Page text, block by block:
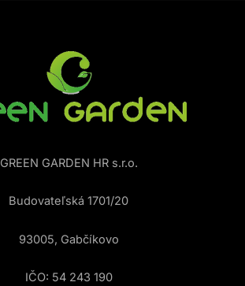
GREEN GARDEN HR s.r.o.
Budovateľská 1701/20
93005, Gabčíkovo
IČO: 54 243 190